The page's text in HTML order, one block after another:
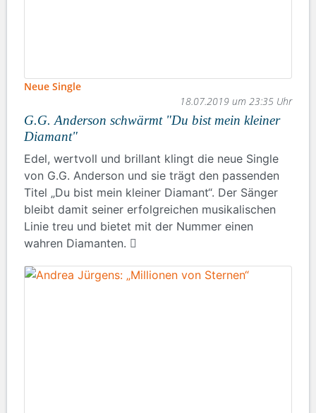
Neue Single
18.07.2019 um 23:35 Uhr
G.G. Anderson schwärmt "Du bist mein kleiner
Diamant"
Edel, wertvoll und brillant klingt die neue Single
von G.G. Anderson und sie trägt den passenden
Titel „Du bist mein kleiner Diamant“. Der Sänger
bleibt damit seiner erfolgreichen musikalischen
Linie treu und bietet mit der Nummer einen
wahren Diamanten.